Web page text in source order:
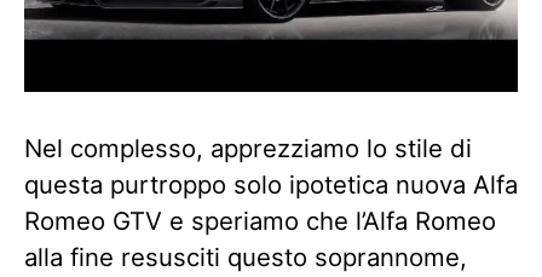
Nel complesso, apprezziamo lo stile di
questa purtroppo solo ipotetica nuova Alfa
Romeo GTV e speriamo che l’Alfa Romeo
alla fine resusciti questo soprannome,